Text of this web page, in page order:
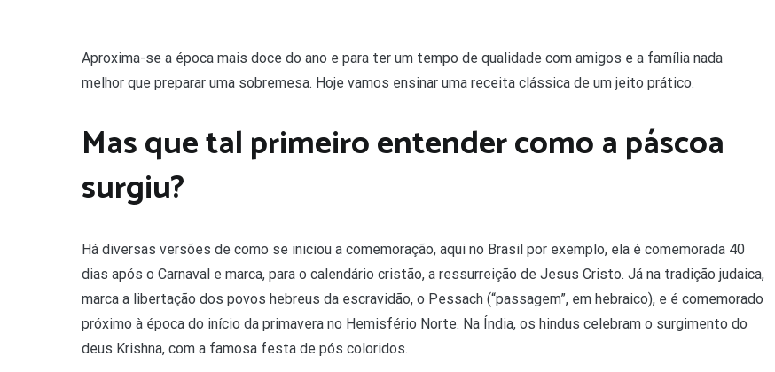
Aproxima-se a época mais doce do ano e para ter um tempo de qualidade com amigos e a família nada
melhor que preparar uma sobremesa. Hoje vamos ensinar uma receita clássica de um jeito prático.
Mas que tal primeiro entender como a páscoa
surgiu?
Há diversas versões de como se iniciou a comemoração, aqui no Brasil por exemplo, ela é comemorada 40
dias após o Carnaval e marca, para o calendário cristão, a ressurreição de Jesus Cristo. Já na tradição judaica,
marca a libertação dos povos hebreus da escravidão, o Pessach (“passagem”, em hebraico), e é comemorado
próximo à época do início da primavera no Hemisfério Norte. Na Índia, os hindus celebram o surgimento do
deus Krishna, com a famosa festa de pós coloridos.